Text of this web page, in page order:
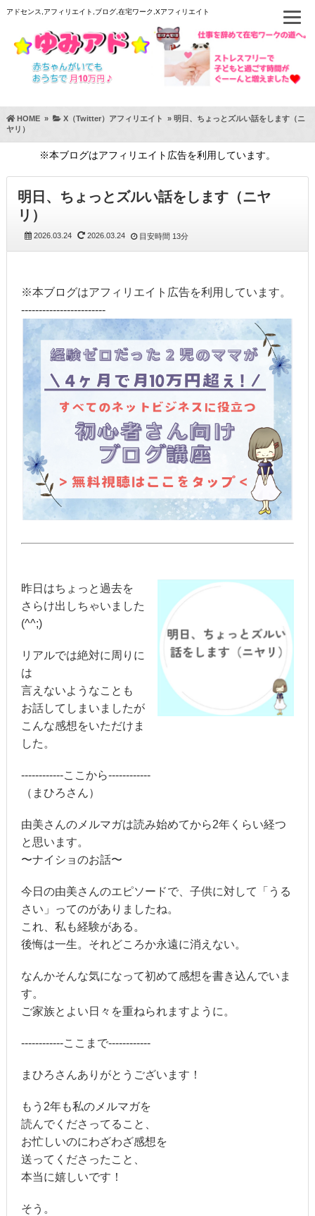
アドセンス,アフィリエイト,ブログ,在宅ワーク,Xアフィリエイト
HOME» X（Twitter）アフィリエイト » 明日、ちょっとズルい話をします（ニ
ヤリ）
※本ブログはアフィリエイト広告を利用しています。
明日、ちょっとズルい話をします（ニヤ
リ）
2026.03.24 2026.03.24 目安時間 13分
※本ブログはアフィリエイト広告を利用しています。
------------------------
昨日はちょっと過去を
さらけ出しちゃいました
(^^;)
リアルでは絶対に周りに
は
言えないようなことも
お話してしまいましたが
こんな感想をいただけま
した。
------------ここから------------
（まひろさん）
由美さんのメルマガは読み始めてから2年くらい経つ
と思います。
〜ナイショのお話〜
今日の由美さんのエピソードで、子供に対して「うる
さい」ってのがありましたね。
これ、私も経験がある。
後悔は一生。それどころか永遠に消えない。
なんかそんな気になって初めて感想を書き込んでいま
す。
ご家族とよい日々を重ねられますように。
------------ここまで------------
まひろさんありがとうございます！
もう2年も私のメルマガを
読んでくださってること、
お忙しいのにわざわざ感想を
送ってくださったこと、
本当に嬉しいです！
そう。